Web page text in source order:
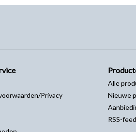
Privacy
Alle
Nieuwe
RSS-feed